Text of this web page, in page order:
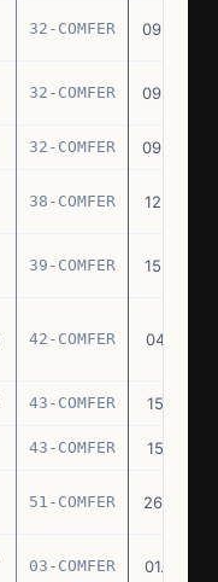
32-COMFER 09.09.76
32-COMFER 09.09.76
32-COMFER 09.09.76
38-COMFER 12.10.76
39-COMFER 15.10.76
42-COMFER 04.11.76
43-COMFER 15.11.76
43-COMFER 15.11.76
51-COMFER 26.12.76
03-COMFER 01.02.77